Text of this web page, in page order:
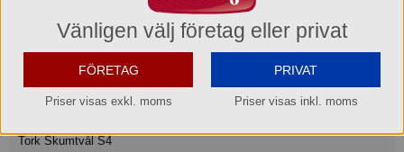
https://www.essity.se/kontakta-oss/
Besöksadress
Tork Skumtvål S4
Vänligen välj företag eller privat
FÖRETAG
Priser visas exkl. moms
PRIVAT
Priser visas inkl. moms